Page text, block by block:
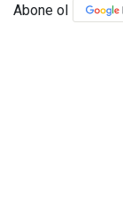
Abone ol